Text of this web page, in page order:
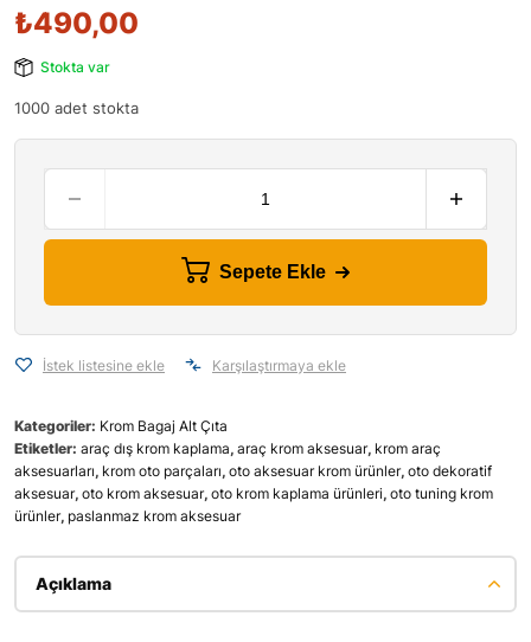
₺490,00
Stokta var
1000 adet stokta
Sepete Ekle
İstek listesine ekle Karşılaştırmaya ekle
Kategoriler: Krom Bagaj Alt Çıta
Etiketler: araç dış krom kaplama, araç krom aksesuar, krom araç
aksesuarları, krom oto parçaları, oto aksesuar krom ürünler, oto dekoratif
aksesuar, oto krom aksesuar, oto krom kaplama ürünleri, oto tuning krom
ürünler, paslanmaz krom aksesuar
Açıklama